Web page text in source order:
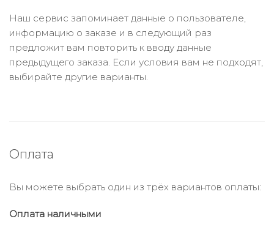
Наш сервис запоминает данные о пользователе,
информацию о заказе и в следующий раз
предложит вам повторить к вводу данные
предыдущего заказа. Если условия вам не подходят,
выбирайте другие варианты.
Оплата
Вы можете выбрать один из трёх вариантов оплаты:
Оплата наличными